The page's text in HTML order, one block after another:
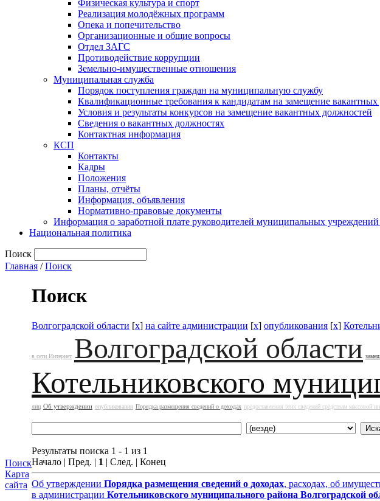
Физическая культура и спорт
Реализация молодёжных программ
Опека и попечительство
Организационные и общие вопросы
Отдел ЗАГС
Противодействие коррупции
Земельно-имущественные отношения
Муниципальная служба
Порядок поступления граждан на муниципальную службу
Квалификационные требования к кандидатам на замещение вакантных
Условия и результаты конкурсов на замещение вакантных должностей
Сведения о вакантных должностях
Контактная информация
КСП
Контакты
Кадры
Положения
Планы, отчёты
Информация, объявления
Нормативно-правовые документы
Информация о заработной плате руководителей муниципальных
Национальная политика
Поиск
Главная /Поиск
Поиск
Карта
сайта
Поиск
Волгоградской области [x] на сайте администрации [x] опубликования [x]
в сети Интернет Волгоградской области
Котельниковского
лиц Об утверждении опубликования Порядка размещения сведений о доходах предоставления этих сведений средствам массовой
Результаты поиска 1 - 1 из 1
Начало | Пред. | 1 | След. | Конец
Об утверждении Порядка размещения сведений о доходах, расходах, об
в администрации Котельниковского муниципального района Волгоградской